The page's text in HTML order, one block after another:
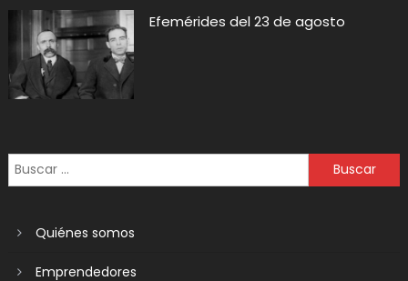
Efemérides del 23 de agosto
Quiénes somos
Emprendedores